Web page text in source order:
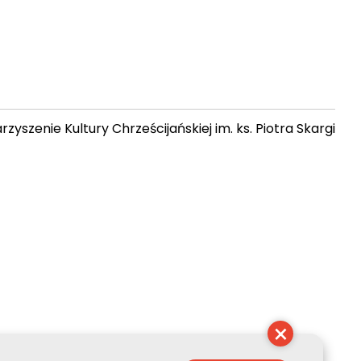
Kultury Chrześcijańskiej im. ks. Piotra Skargi
×